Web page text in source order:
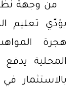
من وجهة نظر
يؤدّي تعليم
هجرة
المحلية يدفع
بالاستثمار